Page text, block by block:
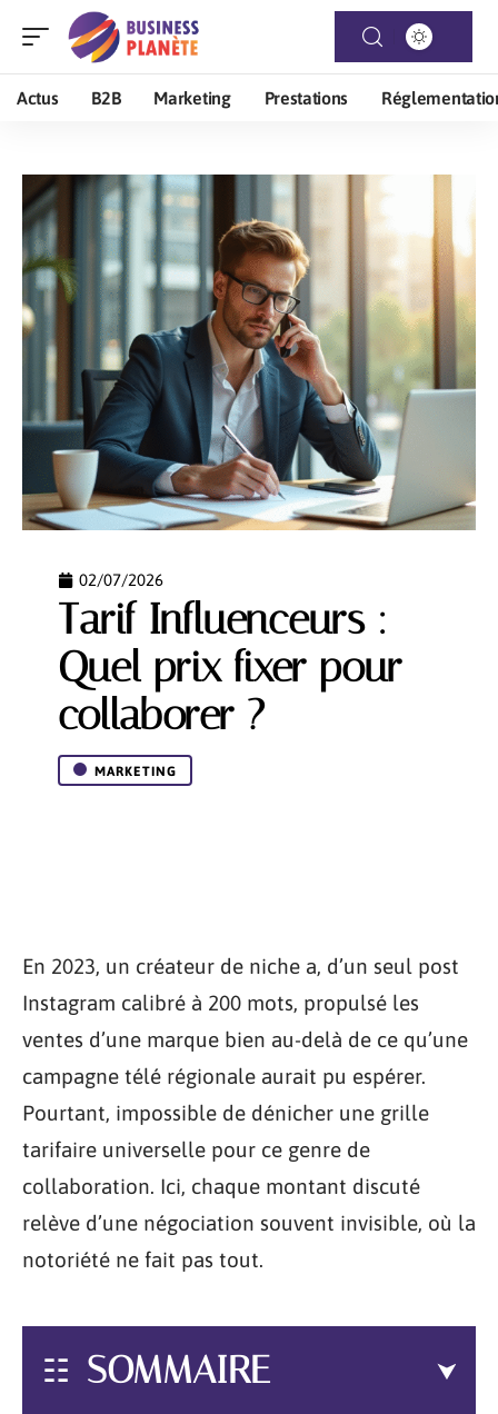
Actus B2B Marketing Prestations
02/07/2026
Tarif Influenceurs :
Quel prix fixer pour
collaborer ?
MARKETING
En 2023, un créateur de niche a, d’un seul post
Instagram calibré à 200 mots, propulsé les
ventes d’une marque bien au-delà de ce qu’une
campagne télé régionale aurait pu espérer.
Pourtant, impossible de dénicher une grille
tarifaire universelle pour ce genre de
collaboration. Ici, chaque montant discuté
relève d’une négociation souvent invisible, où la
notoriété ne fait pas tout.
SOMMAIRE